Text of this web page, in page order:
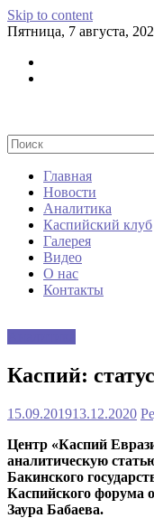
Skip to content
Пятница, 7 августа,
Главная
Новости
Аналитика
Каспийский клуб
Галерея
Видео
О нас
Контакты
Каспий:
15.09.201913.12.2020
Центр «Каспий
аналитическую
Бакинского
Каспийского форума
Заура Бабаева.